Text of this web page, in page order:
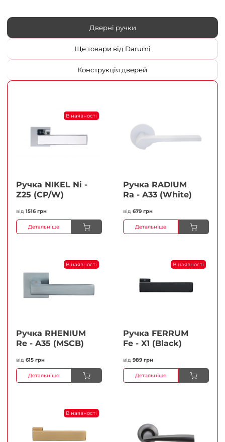
Дверні ручки
Ще товари від Darumi
Конструкція дверей
В наявності
Ручка NIKEL Ni -
Z25 (CP/W)
від 1516 грн
Детальніше
Ручка RADIUM
Ra - A33 (White)
від 679 грн
Детальніше
В наявності
Ручка RHENIUM
Re - A35 (MSCB)
від 615 грн
Детальніше
В наявності
Ручка FERRUМ
Fe - X1 (Black)
від 989 грн
Детальніше
В наявності